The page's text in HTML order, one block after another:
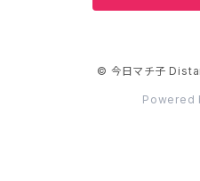
© 今日マチ子
Powered